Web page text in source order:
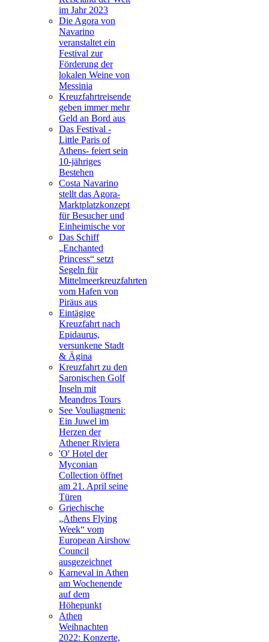
im Jahr 2023
Die Agora von
Navarino
veranstaltet ein
Festival zur
Förderung der
lokalen Weine von
Messinia
Kreuzfahrtreisende
geben immer mehr
Geld an Bord aus
Das Festival -
Little Paris of
Athens- feiert sein
10-jähriges
Bestehen
Costa Navarino
stellt das Agora-
Marktplatzkonzept
für Besucher und
Einheimische vor
Das Schiff
„Enchanted
Princess“ setzt
Segeln für
Mittelmeerkreuzfahrten
vom Hafen von
Piräus aus
Eintägige
Kreuzfahrt nach
Epidaurus,
versunkene Stadt
& Ägina
Kreuzfahrt zu den
Saronischen Golf
Inseln mit
Meandros Tours
See Vouliagmeni:
Ein Juwel im
Herzen der
Athener Riviera
'O' Hotel der
Myconian
Collection öffnet
am 21. April seine
Türen
Griechische
„Athens Flying
Week“ vom
European Airshow
Council
ausgezeichnet
Karneval in Athen
am Wochenende
auf dem
Höhepunkt
Athen
Weihnachten
2022: Konzerte,